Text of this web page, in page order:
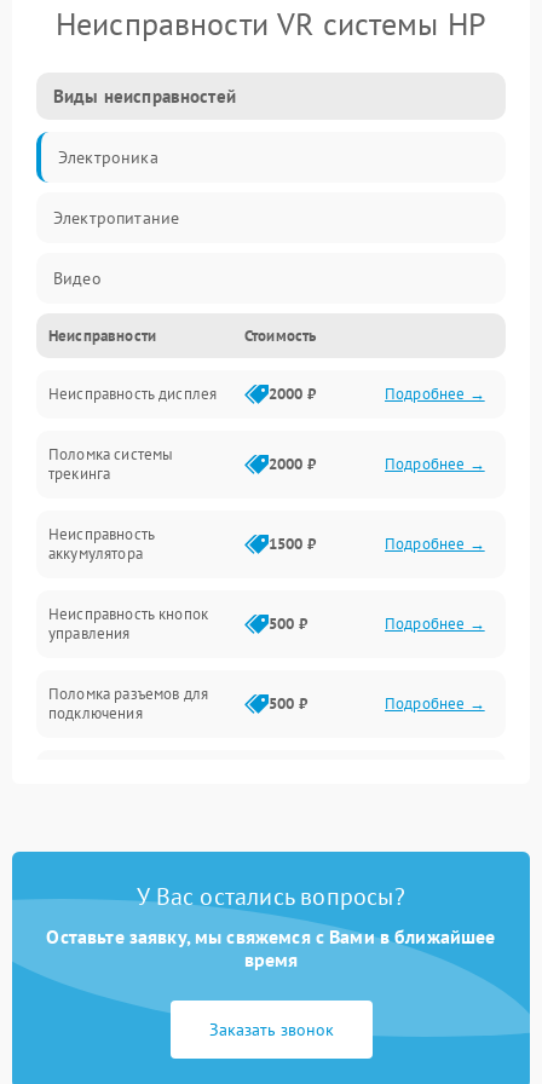
Неисправности VR системы HP
Виды неисправностей
Электроника
Электропитание
Видео
ПО
Сенсоры
Механические повреждения
Неисправности Стоимость
Неисправность дисплея 2000 ₽ Подробнее →
Поломка системы
трекинга
2000 ₽ Подробнее →
Неисправность
аккумулятора
1500 ₽ Подробнее →
Неисправность кнопок
управления
500 ₽ Подробнее →
Поломка разъемов для
подключения
500 ₽ Подробнее →
Повреждение проводов 500 ₽ Подробнее →
Неисправность системы
защиты от перегрузок
1000 ₽
Поломка системы
автоматического
У Вас остались вопросы?
Оставьте заявку, мы свяжемся с Вами в ближайшее
время
Заказать звонок